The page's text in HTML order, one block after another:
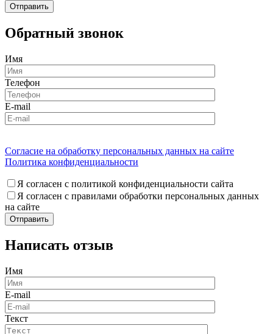
Обратный звонок
Имя
Телефон
E-mail
Согласие на обработку персональных данных на сайте
Политика конфиденциальности
Я согласен с политикой конфиденциальности сайта
Я согласен с правилами обработки персональных данных
на сайте
Написать отзыв
Имя
E-mail
Текст